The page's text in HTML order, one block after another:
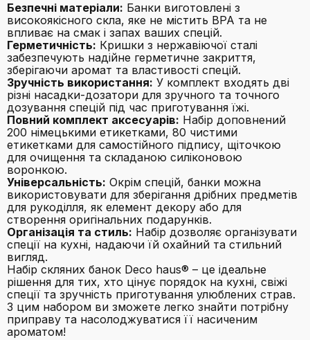
Безпечні матеріали: Банки виготовлені з
високоякісного скла, яке не містить BPA та не
впливає на смак і запах ваших спецій.
Герметичність: Кришки з нержавіючої сталі
забезпечують надійне герметичне закриття,
зберігаючи аромат та властивості спецій.
Зручність використання: У комплект входять дві
різні насадки-дозатори для зручного та точного
дозування спецій під час приготування їжі.
Повний комплект аксесуарів: Набір доповнений
200 німецькими етикетками, 80 чистими
етикетками для самостійного підпису, щіточкою
для очищення та складаною силіконовою
воронкою.
Універсальність: Окрім спецій, банки можна
використовувати для зберігання дрібних предметів
для рукоділля, як елемент декору або для
створення оригінальних подарунків.
Організація та стиль: Набір дозволяє організувати
спеції на кухні, надаючи їй охайний та стильний
вигляд.
Набір скляних банок Deco haus® – це ідеальне
рішення для тих, хто цінує порядок на кухні, свіжі
спеції та зручність приготування улюблених страв.
З цим набором ви зможете легко знайти потрібну
приправу та насолоджуватися її насиченим
ароматом!